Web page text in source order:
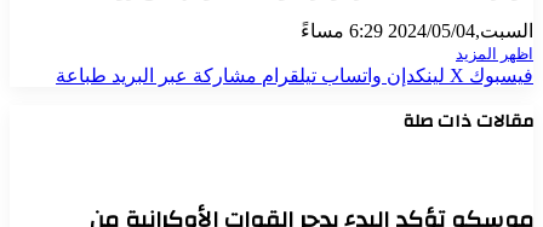
السبت,2024/05/04 6:29 مساءً
اظهر المزيد
فيسبوك X لينكدإن واتساب تيلقرام مشاركة عبر البريد طباعة
مقالات ذات صلة